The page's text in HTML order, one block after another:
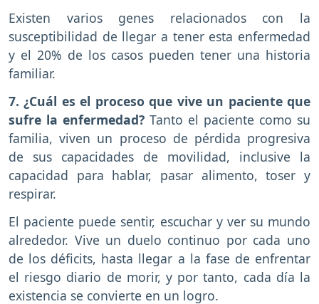
Existen varios genes relacionados con la
susceptibilidad de llegar a tener esta enfermedad
y el 20% de los casos pueden tener una historia
familiar.
7. ¿Cuál es el proceso que vive un paciente que
sufre la enfermedad? Tanto el paciente como su
familia, viven un proceso de pérdida progresiva
de sus capacidades de movilidad, inclusive la
capacidad para hablar, pasar alimento, toser y
respirar.
El paciente puede sentir, escuchar y ver su mundo
alrededor. Vive un duelo continuo por cada uno
de los déficits, hasta llegar a la fase de enfrentar
el riesgo diario de morir, y por tanto, cada día la
existencia se convierte en un logro.